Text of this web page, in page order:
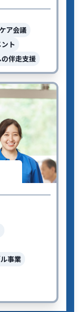
ア会議
ト
伴走支援
事業